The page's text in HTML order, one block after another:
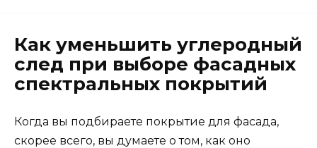
Как уменьшить углеродный
след при выборе фасадных
спектральных покрытий
Когда вы подбираете покрытие для фасада,
скорее всего, вы думаете о том, как оно